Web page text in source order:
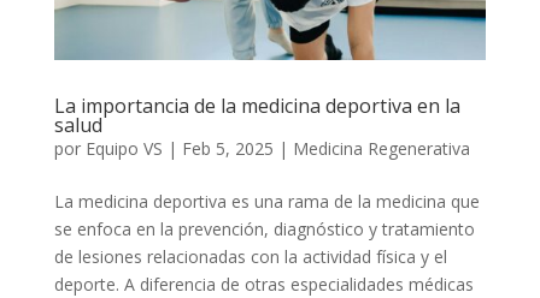
La importancia de la medicina deportiva en la
salud
por Equipo VS | Feb 5, 2025 | Medicina Regenerativa
La medicina deportiva es una rama de la medicina que
se enfoca en la prevención, diagnóstico y tratamiento
de lesiones relacionadas con la actividad física y el
deporte. A diferencia de otras especialidades médicas